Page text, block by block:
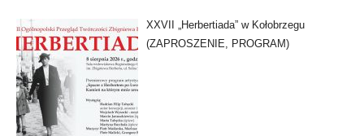
XXVII „Herbertiada” w Kołobrzegu
(ZAPROSZENIE, PROGRAM)